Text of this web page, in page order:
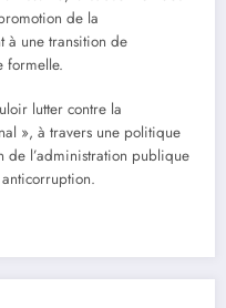
de la
à une transition de
formelle.
lutter contre la
», à travers une politique
de l’administration publique